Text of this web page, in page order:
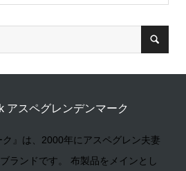
アスペグレンデンマーク
ク』は、2000年にアスペグレン夫妻
ランドです。 布製品をメインとし